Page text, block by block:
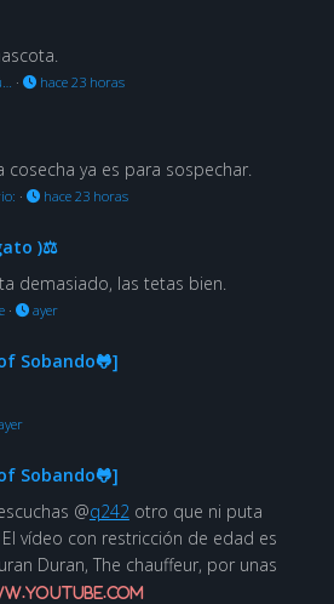
· hace 23 horas
ya es para sospechar.
· hace 23 horas
)⚖
demasiado, las tetas bien.
· ayer
Sobando🐸]
Sobando🐸]
@q242 otro que ni puta
vídeo con restricción de edad es
Duran, The chauffeur, por unas